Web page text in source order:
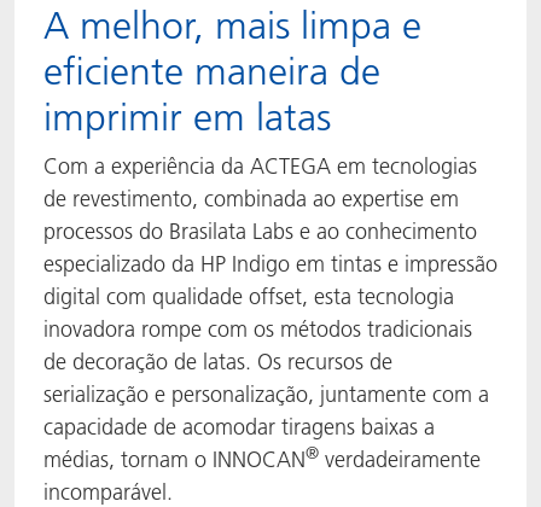
A melhor, mais limpa e
eficiente maneira de
imprimir em latas
Com a experiência da ACTEGA em tecnologias
de revestimento, combinada ao expertise em
processos do Brasilata Labs e ao conhecimento
especializado da HP Indigo em tintas e impressão
digital com qualidade offset, esta tecnologia
inovadora rompe com os métodos tradicionais
de decoração de latas. Os recursos de
serialização e personalização, juntamente com a
capacidade de acomodar tiragens baixas a
médias, tornam o INNOCAN® verdadeiramente
incomparável.